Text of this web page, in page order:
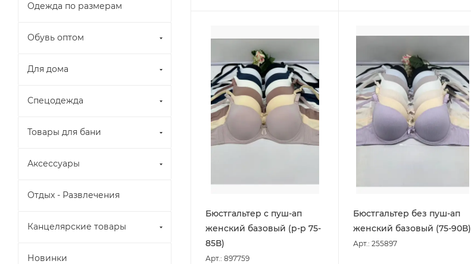
Бюстгальтер с пуш-ап
женский базовый (р-р 75-
85В)
Арт.: 897759
Бюстгальтер без пуш-ап
женский базовый (75-90В)
Арт.: 255897
Одежда по размерам
Обувь оптом
Для дома
Спецодежда
Товары для бани
Аксессуары
Отдых - Развлечения
Канцелярские товары
Новинки